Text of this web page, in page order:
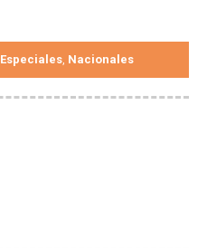
Especiales, Nacionales